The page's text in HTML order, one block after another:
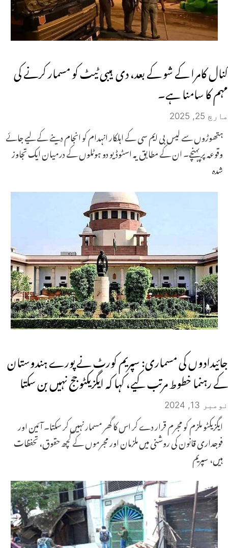
کنال کامرا کے شو کے بعد، دی ہیبی ٹیٹ کو مسمار کرنے کی
مہم کا سامنا ہے۔
مارچ 25, 2025
ہتھوڑوں سے لیس بی ایم سی کے اہلکار انہدام کو انجام دینے کے لیے جائے
وقوعہ پر پہنچے۔ ان کے مطابق یہ اسٹوڈیو دو ہوٹلوں کے درمیان ایک تجاوز
شدہ
جائیدادوں کی مسماری: سپریم کورٹ نے پورے ہندوستان
کے رہنما خطوط مرتب کیے، کہا کہ ایگزیکٹو جج نہیں بن سکتا
نومبر 13, 2024
ایگزیکٹو ملزم کو مجرم قرار دے کر اس کا گھر مسمار نہیں کر سکتا۔ آئین اور
فوجداری قانون کی روشنی میں ملزمان اور مجرموں کے کچھ حقوق، تحفظات
ہیں، سپریم